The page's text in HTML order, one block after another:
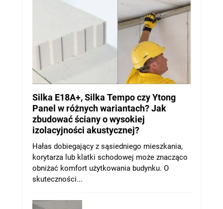
Silka E18A+, Silka Tempo czy Ytong
Panel w różnych wariantach? Jak
zbudować ściany o wysokiej
izolacyjności akustycznej?
Hałas dobiegający z sąsiedniego mieszkania,
korytarza lub klatki schodowej może znacząco
obniżać komfort użytkowania budynku. O
skuteczności...